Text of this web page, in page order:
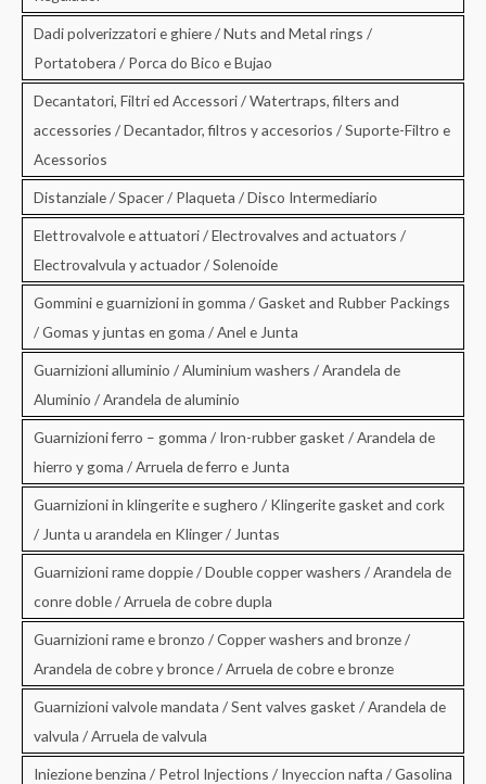
Dadi polverizzatori e ghiere / Nuts and Metal rings /
Portatobera / Porca do Bico e Bujao
Decantatori, Filtri ed Accessori / Watertraps, filters and
accessories / Decantador, filtros y accesorios / Suporte-Filtro e
Acessorios
Distanziale / Spacer / Plaqueta / Disco Intermediario
Elettrovalvole e attuatori / Electrovalves and actuators /
Electrovalvula y actuador / Solenoide
Gommini e guarnizioni in gomma / Gasket and Rubber Packings
/ Gomas y juntas en goma / Anel e Junta
Guarnizioni alluminio / Aluminium washers / Arandela de
Aluminio / Arandela de aluminio
Guarnizioni ferro – gomma / Iron-rubber gasket / Arandela de
hierro y goma / Arruela de ferro e Junta
Guarnizioni in klingerite e sughero / Klingerite gasket and cork
/ Junta u arandela en Klinger / Juntas
Guarnizioni rame doppie / Double copper washers / Arandela de
conre doble / Arruela de cobre dupla
Guarnizioni rame e bronzo / Copper washers and bronze /
Arandela de cobre y bronce / Arruela de cobre e bronze
Guarnizioni valvole mandata / Sent valves gasket / Arandela de
valvula / Arruela de valvula
Iniezione benzina / Petrol Injections / Inyeccion nafta / Gasolina